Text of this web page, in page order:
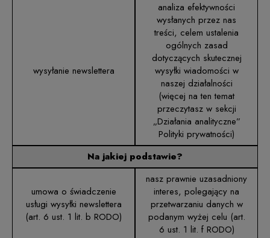
wysyłanie newslettera
analiza efektywności
wysłanych przez nas
treści, celem ustalenia
ogólnych zasad
dotyczących skutecznej
wysyłki wiadomości w
naszej działalności
(więcej na ten temat
przeczytasz w sekcji
„Działania analityczne”
Polityki prywatności)
Na jakiej podstawie?
umowa o świadczenie
usługi wysyłki newslettera
(art. 6 ust. 1 lit. b RODO)
nasz prawnie uzasadniony
interes, polegający na
przetwarzaniu danych w
podanym wyżej celu (art.
6 ust. 1 lit. f RODO)